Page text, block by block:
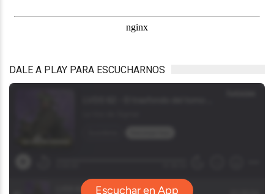
DALE A PLAY PARA ESCUCHARNOS